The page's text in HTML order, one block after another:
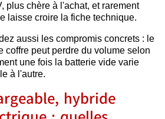
plus chère à l'achat, et rarement
laisse croire la fiche technique.
aussi les compromis concrets : le
coffre peut perdre du volume selon
une fois la batterie vide varie
à l'autre.
hybride